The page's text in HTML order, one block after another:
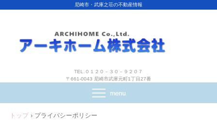
尼崎市・武庫之荘の不動産情報
TEL.０１２０－３０－９２０７
〒661-0043 尼崎市武庫元町1丁目27番
トップ › プライバシーポリシー